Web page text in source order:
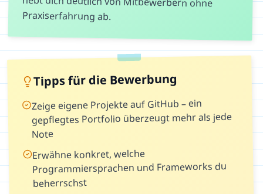
Praxiserfahrung ab.
Tipps für die Bewerbung
Zeige eigene Projekte auf GitHub – ein
gepflegtes Portfolio überzeugt mehr als jede
Note
Erwähne konkret, welche
Programmiersprachen und Frameworks du
beherrschst